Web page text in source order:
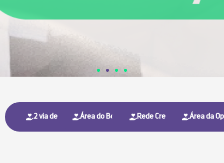
2 via de BoletosÁrea do BeneficiárioRede CredenciadaÁrea da